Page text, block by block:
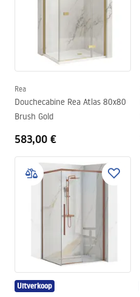
Rea
Douchecabine Rea Atlas 80x80
Brush Gold
583,00 €
Uitverkoop